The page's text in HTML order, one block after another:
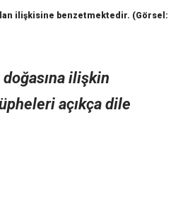
ilişkisine benzetmektedir. (Görsel:
ilişkin
açıkça dile